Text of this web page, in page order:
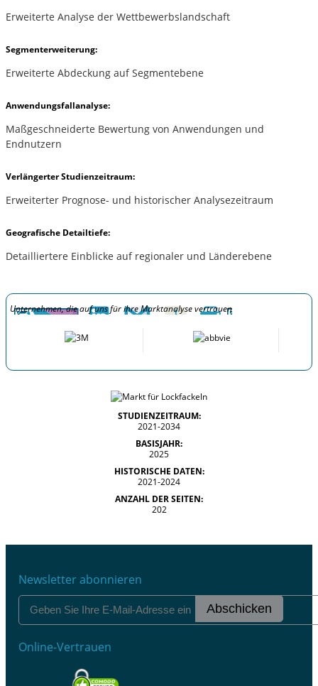
Erweiterte Analyse der Wettbewerbslandschaft
Segmenterweiterung:
Erweiterte Abdeckung auf Segmentebene
Anwendungsfallanalyse:
Maßgeschneiderte Bewertung von Anwendungen und
Endnutzern
Verlängerter Studienzeitraum:
Erweiterter Prognose- und historischer Analysezeitraum
Geografische Detailtiefe:
Detailliertere Einblicke auf regionaler und Länderebene
Unternehmen, die auf uns für ihre Marktanalyse vertrauen
STUDIENZEITRAUM:
2021-2034
BASISJAHR:
2025
HISTORISCHE DATEN:
2021-2024
ANZAHL DER SEITEN:
202
Newsletter abonnieren
Abschicken
Online-Vertrauen